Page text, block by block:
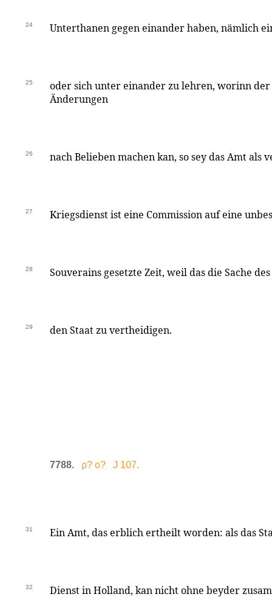
24 Unterthanen gegen einander haben, nämlich
25
oder sich unter einander zu lehren, worinn
Änderungen
26 nach Belieben machen kan, so sey das Amt als
27 Kriegsdienst ist eine Commission auf eine
28 Souverains gesetzte Zeit, weil das die Sache
29 den Staat zu vertheidigen.
7788. ρ? ο? J 107.
31 Ein Amt, das erblich ertheilt worden: als das
32 Dienst in Holland, kan nicht ohne beyder